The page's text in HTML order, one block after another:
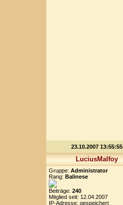
23.10.2007 13:55:55
LuciusMalfoy
Gruppe: Administrator
Rang: Balinese
Beiträge: 240
Mitglied seit: 12.04.2007
IP-Adresse: gespeichert